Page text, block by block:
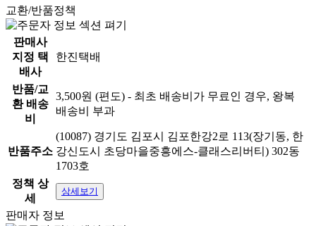
교환/반품정책
판매사
지정 택
배사
한진택배
반품/교
환 배송
비
3,500원 (편도) - 최초 배송비가 무료인 경우, 왕복
배송비 부과
반품주소
(10087) 경기도 김포시 김포한강2로 113(장기동, 한
강신도시 초당마을중흥에스-클래스리버티) 302동
1703호
정책 상
세
상세보기
판매자 정보